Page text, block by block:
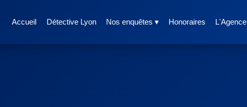
Accueil Détective Lyon Nos enquêtes ▾ Honoraires L'Agence